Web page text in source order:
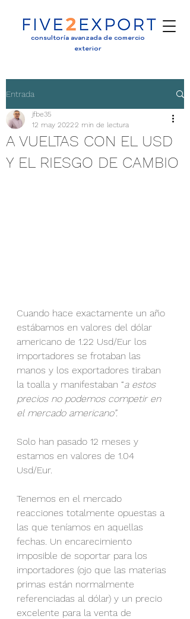
consultoría avanzada de comercio
exterior
Entrada
A VUELTAS CON EL USD
Y EL RIESGO DE CAMBIO
jfbe35
12 may 20222 min de lectura
Cuando hace exactamente un año
estábamos en valores del dólar
americano de 1.22 Usd/Eur los
importadores se frotaban las
manos y los exportadores tiraban
la toalla y manifestaban “a estos
precios no podemos competir en
el mercado americano”.
Solo han pasado 12 meses y
estamos en valores de 1.04
Usd/Eur.
Tenemos en el mercado
reacciones totalmente opuestas a
las que teníamos en aquellas
fechas. Un encarecimiento
imposible de soportar para los
importadores (ojo que las materias
primas están normalmente
referenciadas al dólar) y un precio
excelente para la venta de